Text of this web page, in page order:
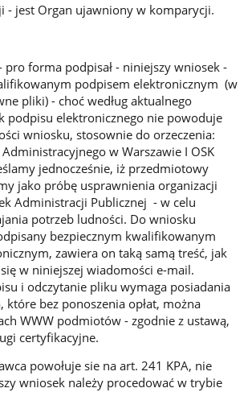
- jest Organ ujawniony w komparycji.
forma podpisał - niniejszy wniosek -
podpisem elektronicznym (w
pliki) - choć według aktualnego
podpisu elektronicznego nie powoduje
wniosku, stosownie do orzeczenia:
Administracyjnego w Warszawie I OSK
jednocześnie, iż przedmiotowy
jako próbę usprawnienia organizacji
Administracji Publicznej - w celu
potrzeb ludności. Do wniosku
bezpiecznym kwalifikowanym
zawiera on taką samą treść, jak
w niniejszej wiadomości e-mail.
i odczytanie pliku wymaga posiadania
bez ponoszenia opłat, można
WWW podmiotów - zgodnie z ustawą,
certyfikacyjne.
powołuje sie na art. 241 KPA, nie
wniosek należy procedować w trybie